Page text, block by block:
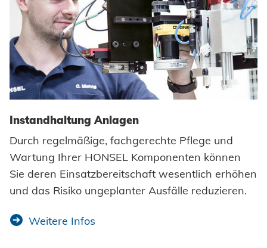
Instandhaltung Anlagen
Durch regelmäßige, fachgerechte Pflege und
Wartung Ihrer HONSEL Komponenten können
Sie deren Einsatzbereitschaft wesentlich erhöhen
und das Risiko ungeplanter Ausfälle reduzieren.
Weitere Infos